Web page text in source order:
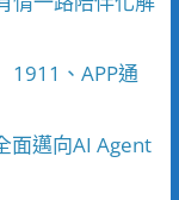
1911、APP通
面邁向AI Agent